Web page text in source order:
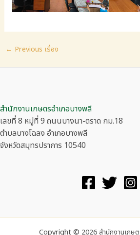
Post
← Previous เรื่อง
สำนักงานเกษตรอำเภอบางพลี
เลขที่ 8 หมู่ที่ 9 ถนนบางนา-ตราด กม.18
ตำบลบางโฉลง อำเภอบางพลี
จังหวัดสมุทรปราการ 10540
Copyright © 2026 สำนักงานเกษต